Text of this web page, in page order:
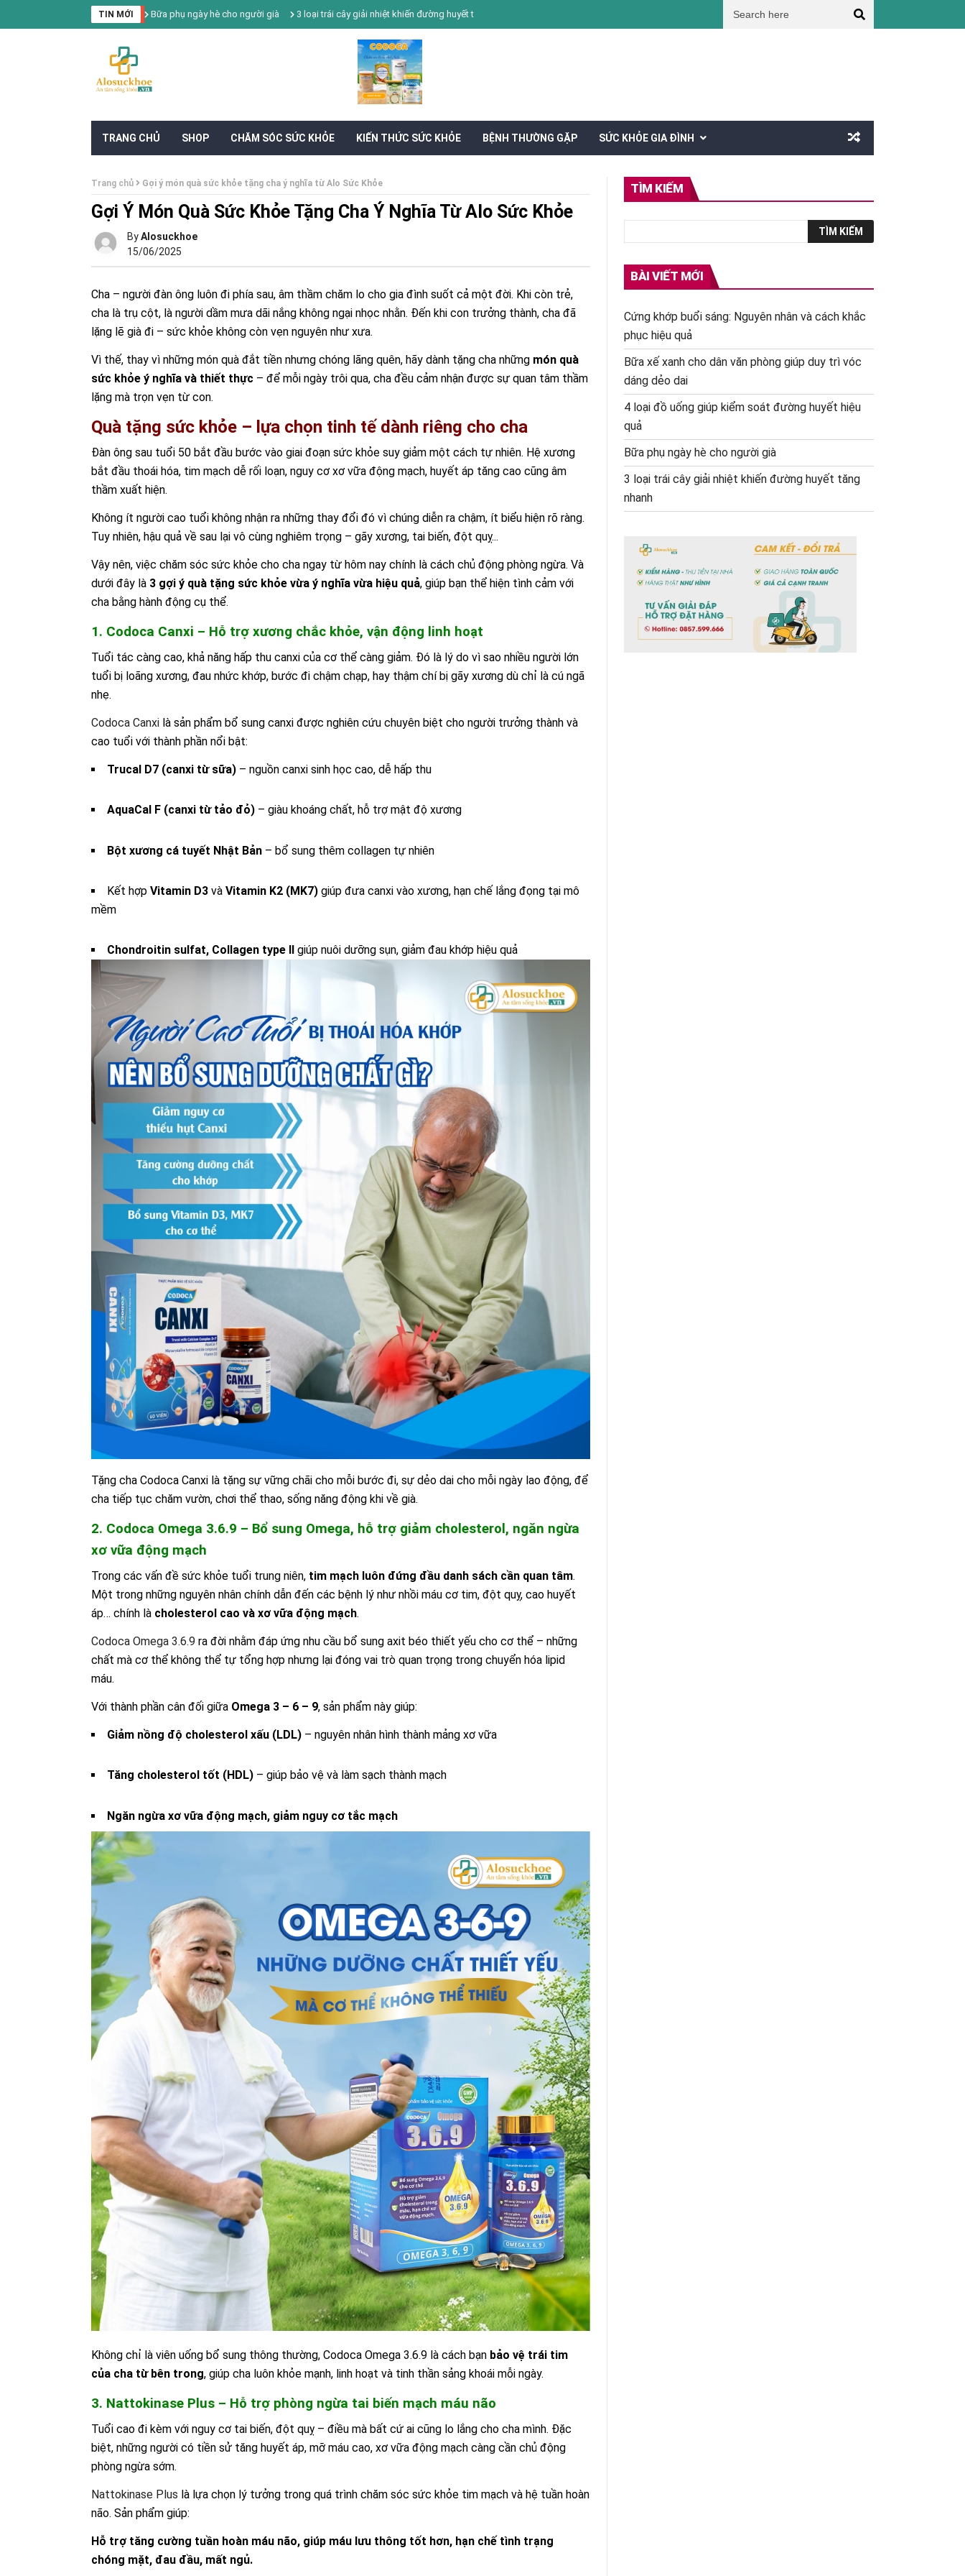
TIN MỚI
Bữa phụ ngày hè cho người già 3 loại trái cây giải nhiệt khiến đường huyết tăng nhanh Ăn gì để hỗ trợ hoạt huyết và tuần hoàn máu? Giúp cha mẹ tăng cường sức khỏe mùa nắng nóng
TRANG CHỦ SHOP CHĂM SÓC SỨC KHỎE KIẾN THỨC SỨC KHỎE BỆNH THƯỜNG GẶP SỨC KHỎE GIA ĐÌNH
Trang chủ Gợi ý món quà sức khỏe tặng cha ý nghĩa từ Alo Sức Khỏe
Gợi Ý Món Quà Sức Khỏe Tặng Cha Ý Nghĩa Từ Alo Sức Khỏe
ByAlosuckhoe
15/06/2025
Cha – người đàn ông luôn đi phía sau, âm thầm chăm lo cho gia đình suốt cả một đời. Khi còn trẻ,
cha là trụ cột, là người dầm mưa dãi nắng không ngại nhọc nhằn. Đến khi con trưởng thành, cha đã
lặng lẽ già đi – sức khỏe không còn vẹn nguyên như xưa.
Vì thế, thay vì những món quà đắt tiền nhưng chóng lãng quên, hãy dành tặng cha những món quà
sức khỏe ý nghĩa và thiết thực – để mỗi ngày trôi qua, cha đều cảm nhận được sự quan tâm thầm
lặng mà trọn vẹn từ con.
Quà tặng sức khỏe – lựa chọn tinh tế dành riêng cho cha
Đàn ông sau tuổi 50 bắt đầu bước vào giai đoạn sức khỏe suy giảm một cách tự nhiên. Hệ xương
bắt đầu thoái hóa, tim mạch dễ rối loạn, nguy cơ xơ vữa động mạch, huyết áp tăng cao cũng âm
thầm xuất hiện.
Không ít người cao tuổi không nhận ra những thay đổi đó vì chúng diễn ra chậm, ít biểu hiện rõ ràng.
Tuy nhiên, hậu quả về sau lại vô cùng nghiêm trọng – gãy xương, tai biến, đột quỵ...
Vậy nên, việc chăm sóc sức khỏe cho cha ngay từ hôm nay chính là cách chủ động phòng ngừa. Và
dưới đây là 3 gợi ý quà tặng sức khỏe vừa ý nghĩa vừa hiệu quả, giúp bạn thể hiện tình cảm với
cha bằng hành động cụ thể.
1. Codoca Canxi – Hỗ trợ xương chắc khỏe, vận động linh hoạt
Tuổi tác càng cao, khả năng hấp thu canxi của cơ thể càng giảm. Đó là lý do vì sao nhiều người lớn
tuổi bị loãng xương, đau nhức khớp, bước đi chậm chạp, hay thậm chí bị gãy xương dù chỉ là cú ngã
nhẹ.
Codoca Canxi là sản phẩm bổ sung canxi được nghiên cứu chuyên biệt cho người trưởng thành và
cao tuổi với thành phần nổi bật:
Trucal D7 (canxi từ sữa) – nguồn canxi sinh học cao, dễ hấp thu
AquaCal F (canxi từ tảo đỏ) – giàu khoáng chất, hỗ trợ mật độ xương
Bột xương cá tuyết Nhật Bản – bổ sung thêm collagen tự nhiên
Kết hợp Vitamin D3 và Vitamin K2 (MK7) giúp đưa canxi vào xương, hạn chế lắng đọng tại mô
mềm
Chondroitin sulfat, Collagen type II giúp nuôi dưỡng sụn, giảm đau khớp hiệu quả
Tặng cha Codoca Canxi là tặng sự vững chãi cho mỗi bước đi, sự dẻo dai cho mỗi ngày lao động, để
cha tiếp tục chăm vườn, chơi thể thao, sống năng động khi về già.
2. Codoca Omega 3.6.9 – Bổ sung Omega, hỗ trợ giảm cholesterol, ngăn ngừa
xơ vữa động mạch
Trong các vấn đề sức khỏe tuổi trung niên, tim mạch luôn đứng đầu danh sách cần quan tâm.
Một trong những nguyên nhân chính dẫn đến các bệnh lý như nhồi máu cơ tim, đột quỵ, cao huyết
áp… chính là cholesterol cao và xơ vữa động mạch.
Codoca Omega 3.6.9 ra đời nhằm đáp ứng nhu cầu bổ sung axit béo thiết yếu cho cơ thể – những
chất mà cơ thể không thể tự tổng hợp nhưng lại đóng vai trò quan trọng trong chuyển hóa lipid
máu.
Với thành phần cân đối giữa Omega 3 – 6 – 9, sản phẩm này giúp:
Giảm nồng độ cholesterol xấu (LDL) – nguyên nhân hình thành mảng xơ vữa
Tăng cholesterol tốt (HDL) – giúp bảo vệ và làm sạch thành mạch
Ngăn ngừa xơ vữa động mạch, giảm nguy cơ tắc mạch
Không chỉ là viên uống bổ sung thông thường, Codoca Omega 3.6.9 là cách bạn bảo vệ trái tim
của cha từ bên trong, giúp cha luôn khỏe mạnh, linh hoạt và tinh thần sảng khoái mỗi ngày.
3. Nattokinase Plus – Hỗ trợ phòng ngừa tai biến mạch máu não
Tuổi cao đi kèm với nguy cơ tai biến, đột quỵ – điều mà bất cứ ai cũng lo lắng cho cha mình. Đặc
biệt, những người có tiền sử tăng huyết áp, mỡ máu cao, xơ vữa động mạch càng cần chủ động
phòng ngừa sớm.
Nattokinase Plus là lựa chọn lý tưởng trong quá trình chăm sóc sức khỏe tim mạch và hệ tuần hoàn
não. Sản phẩm giúp:
Hỗ trợ tăng cường tuần hoàn máu não, giúp máu lưu thông tốt hơn, hạn chế tình trạng
chóng mặt, đau đầu, mất ngủ.
TÌM KIẾM
BÀI VIẾT MỚI
Cứng khớp buổi sáng: Nguyên nhân và cách khắc
phục hiệu quả
Bữa xế xanh cho dân văn phòng giúp duy trì vóc
dáng dẻo dai
4 loại đồ uống giúp kiểm soát đường huyết hiệu
quả
Bữa phụ ngày hè cho người già
3 loại trái cây giải nhiệt khiến đường huyết tăng
nhanh